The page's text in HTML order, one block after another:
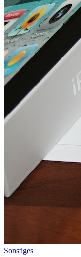
Sonstiges